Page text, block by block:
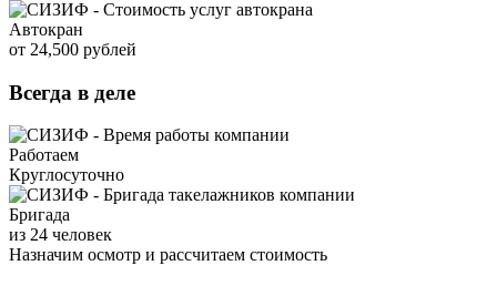
Автокран
от 24,500 рублей
Всегда в деле
Работаем
Круглосуточно
Бригада
из 24 человек
Назначим осмотр и рассчитаем стоимость